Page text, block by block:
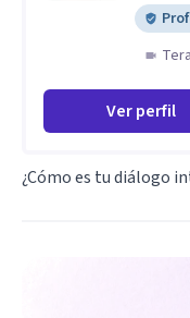
Ver perfil
¿Cómo es tu diálogo